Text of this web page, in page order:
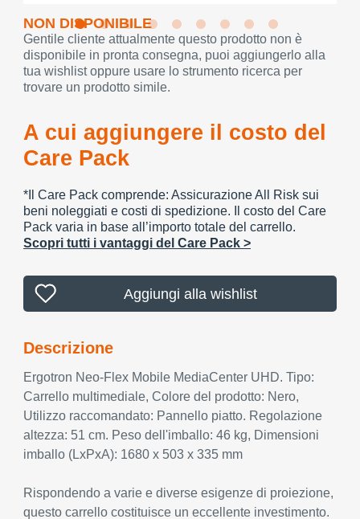
NON DISPONIBILE
Gentile cliente attualmente questo prodotto non è
disponibile in pronta consegna, puoi aggiungerlo alla
tua wishlist oppure usare lo strumento ricerca per
trovare un prodotto simile.
A cui aggiungere il costo del
Care Pack
*Il Care Pack comprende: Assicurazione All Risk sui
beni noleggiati e costi di spedizione. Il costo del Care
Pack varia in base all’importo totale del carrello.
Scopri tutti i vantaggi del Care Pack >
Aggiungi alla wishlist
Descrizione
Ergotron Neo-Flex Mobile MediaCenter UHD. Tipo:
Carrello multimediale, Colore del prodotto: Nero,
Utilizzo raccomandato: Pannello piatto. Regolazione
altezza: 51 cm. Peso dell'imballo: 46 kg, Dimensioni
imballo (LxPxA): 1680 x 503 x 335 mm
Rispondendo a varie e diverse esigenze di proiezione,
questo carrello costituisce un eccellente investimento.